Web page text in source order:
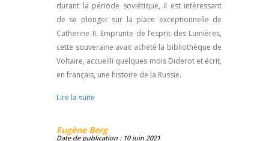
durant la période soviétique, il est intéressant
de se plonger sur la place exceptionnelle de
Catherine II. Emprunte de l’esprit des Lumières,
cette souveraine avait acheté la bibliothèque de
Voltaire, accueilli quelques mois Diderot et écrit,
en français, une histoire de la Russie.
Lire la suite
Eugène Berg
Date de publication : 10 juin 2021